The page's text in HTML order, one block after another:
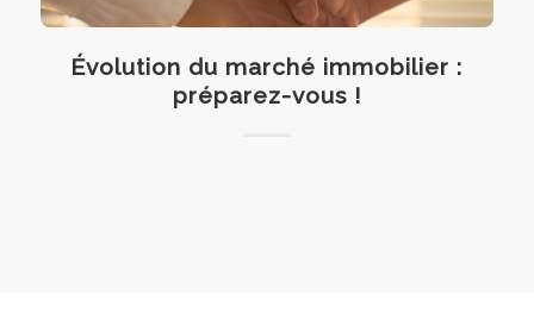
Évolution du marché immobilier :
préparez-vous !